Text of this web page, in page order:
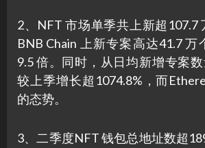
2、NFT 市场单季共上新超107.7
BNB Chain 上新专案高达41.7
9.5 倍。同时，从日均新增专案
较上季增长超1074.8%，而
的态势。
3、二季度NFT 钱包总地址数超